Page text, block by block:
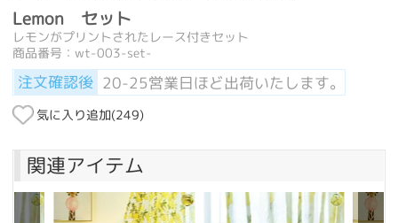
Lemon セット
レモンがプリントされたレース付きセット
商品番号：wt-003-set-
注文確認後 20-25営業日ほど出荷いたします。
気に入り追加(249)
関連アイテム